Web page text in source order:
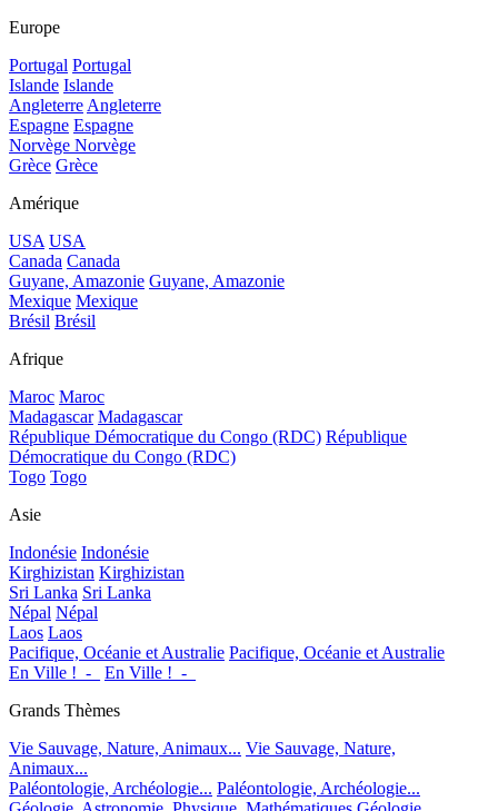
Europe
Portugal Portugal
Islande Islande
Angleterre Angleterre
Espagne Espagne
Norvège Norvège
Grèce Grèce
Amérique
USA USA
Canada Canada
Guyane, Amazonie Guyane, Amazonie
Mexique Mexique
Brésil Brésil
Afrique
Maroc Maroc
Madagascar Madagascar
République Démocratique du Congo (RDC) République
Démocratique du Congo (RDC)
Togo Togo
Asie
Indonésie Indonésie
Kirghizistan Kirghizistan
Sri Lanka Sri Lanka
Népal Népal
Laos Laos
Pacifique, Océanie et Australie Pacifique, Océanie et Australie
En Ville !_-_
En Ville !_-_
Grands Thèmes
Vie Sauvage, Nature, Animaux... Vie Sauvage, Nature,
Animaux...
Paléontologie, Archéologie... Paléontologie, Archéologie...